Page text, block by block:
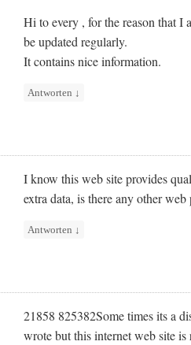
Hi to every , for the reason that I
be updated regularly.
It contains nice information.
Antworten ↓
I know this web site provides
extra data, is there any other
Antworten ↓
21858 825382Some times its a
wrote but this internet web site